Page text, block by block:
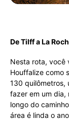
De Tilff a La
Nesta rota, você
Houffalize como
130 quilômetros,
fazer em um dia,
longo do
área é linda o